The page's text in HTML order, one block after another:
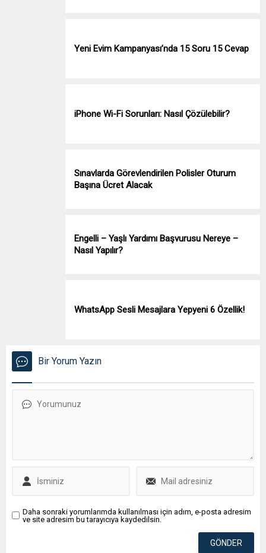
Yeni Evim Kampanyası’nda 15 Soru 15 Cevap
iPhone Wi-Fi Sorunları: Nasıl Çözülebilir?
Sınavlarda Görevlendirilen Polisler Oturum
Başına Ücret Alacak
Engelli – Yaşlı Yardımı Başvurusu Nereye –
Nasıl Yapılır?
WhatsApp Sesli Mesajlara Yepyeni 6 Özellik!
Bir Yorum Yazın
Daha sonraki yorumlarımda kullanılması için adım, e-posta adresim
ve site adresim bu tarayıcıya kaydedilsin.